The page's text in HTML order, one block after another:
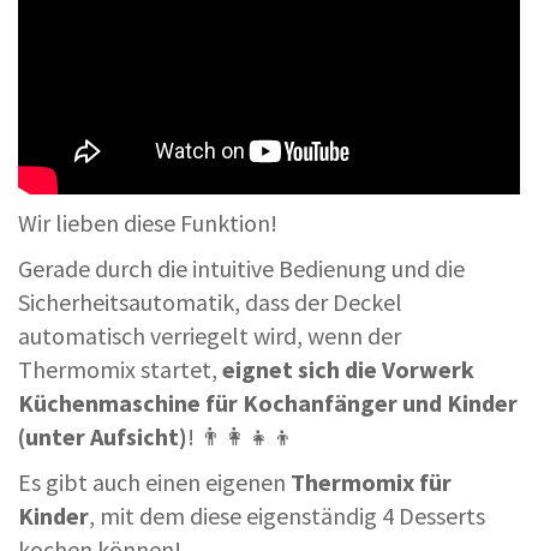
Wir lieben diese Funktion!
Gerade durch die intuitive Bedienung und die
Sicherheitsautomatik, dass der Deckel
automatisch verriegelt wird, wenn der
Thermomix startet, eignet sich die Vorwerk
Küchenmaschine für Kochanfänger und Kinder
(unter Aufsicht)! 👨‍👩‍👧‍👦
Es gibt auch einen eigenen Thermomix für
Kinder, mit dem diese eigenständig 4 Desserts